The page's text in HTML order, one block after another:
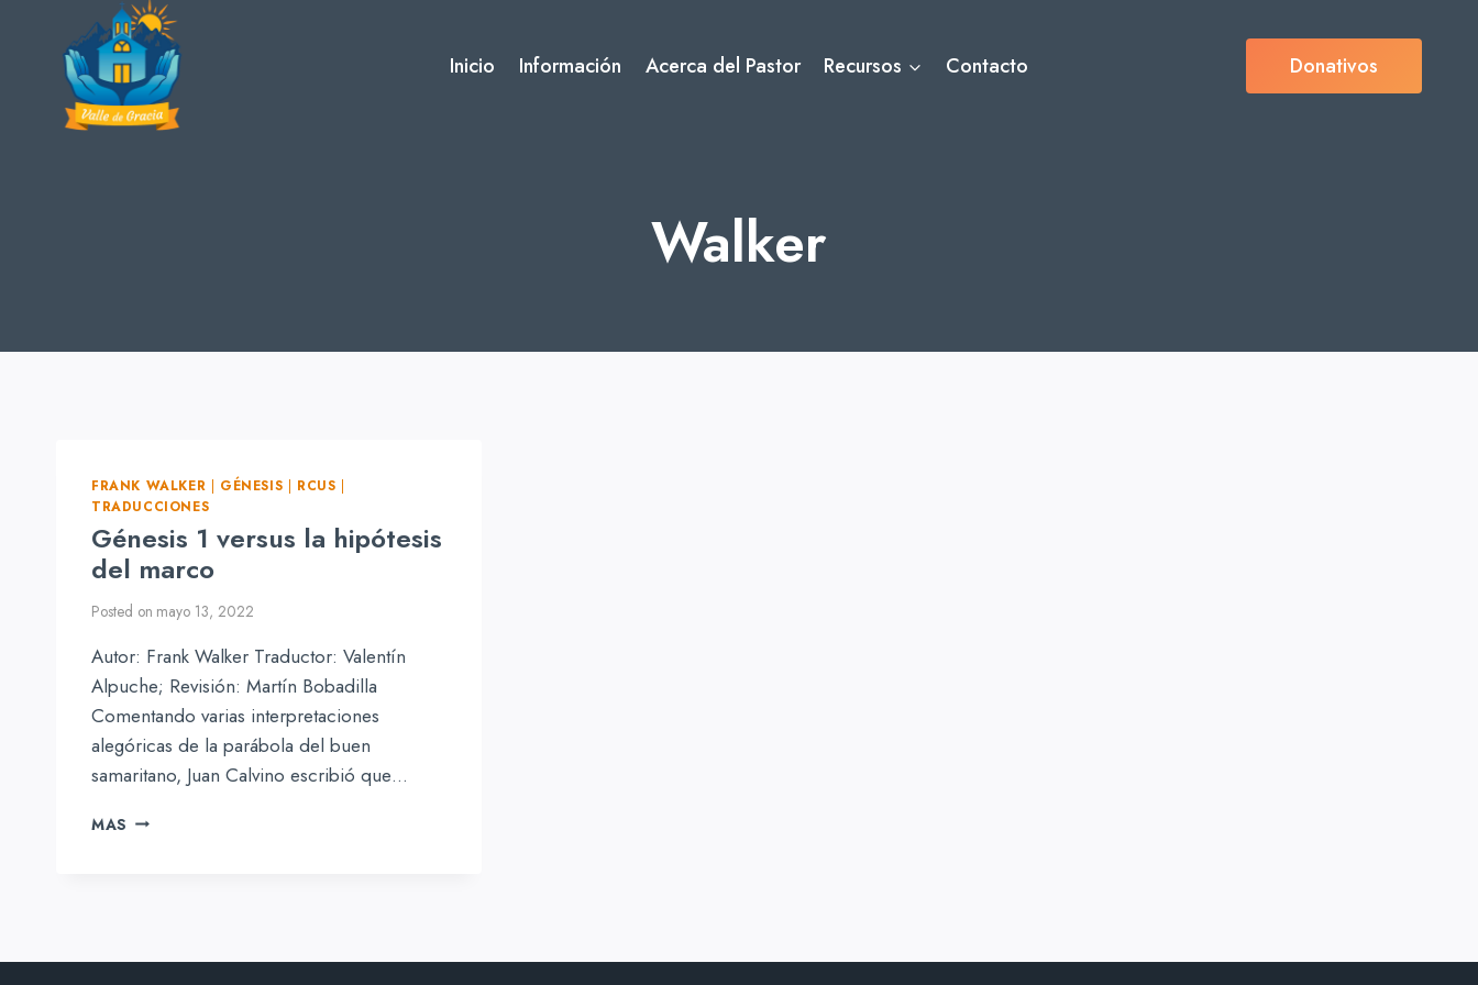
Inicio Información Acerca del Pastor Recursos Contacto Donativos
Walker
FRANK WALKER | GÉNESIS | RCUS |
TRADUCCIONES
Génesis 1 versus la hipótesis
del marco
Posted on mayo 13, 2022
Autor: Frank Walker Traductor: Valentín
Alpuche; Revisión: Martín Bobadilla
Comentando varias interpretaciones
alegóricas de la parábola del buen
samaritano, Juan Calvino escribió que…
MAS GÉNESIS
MARCO